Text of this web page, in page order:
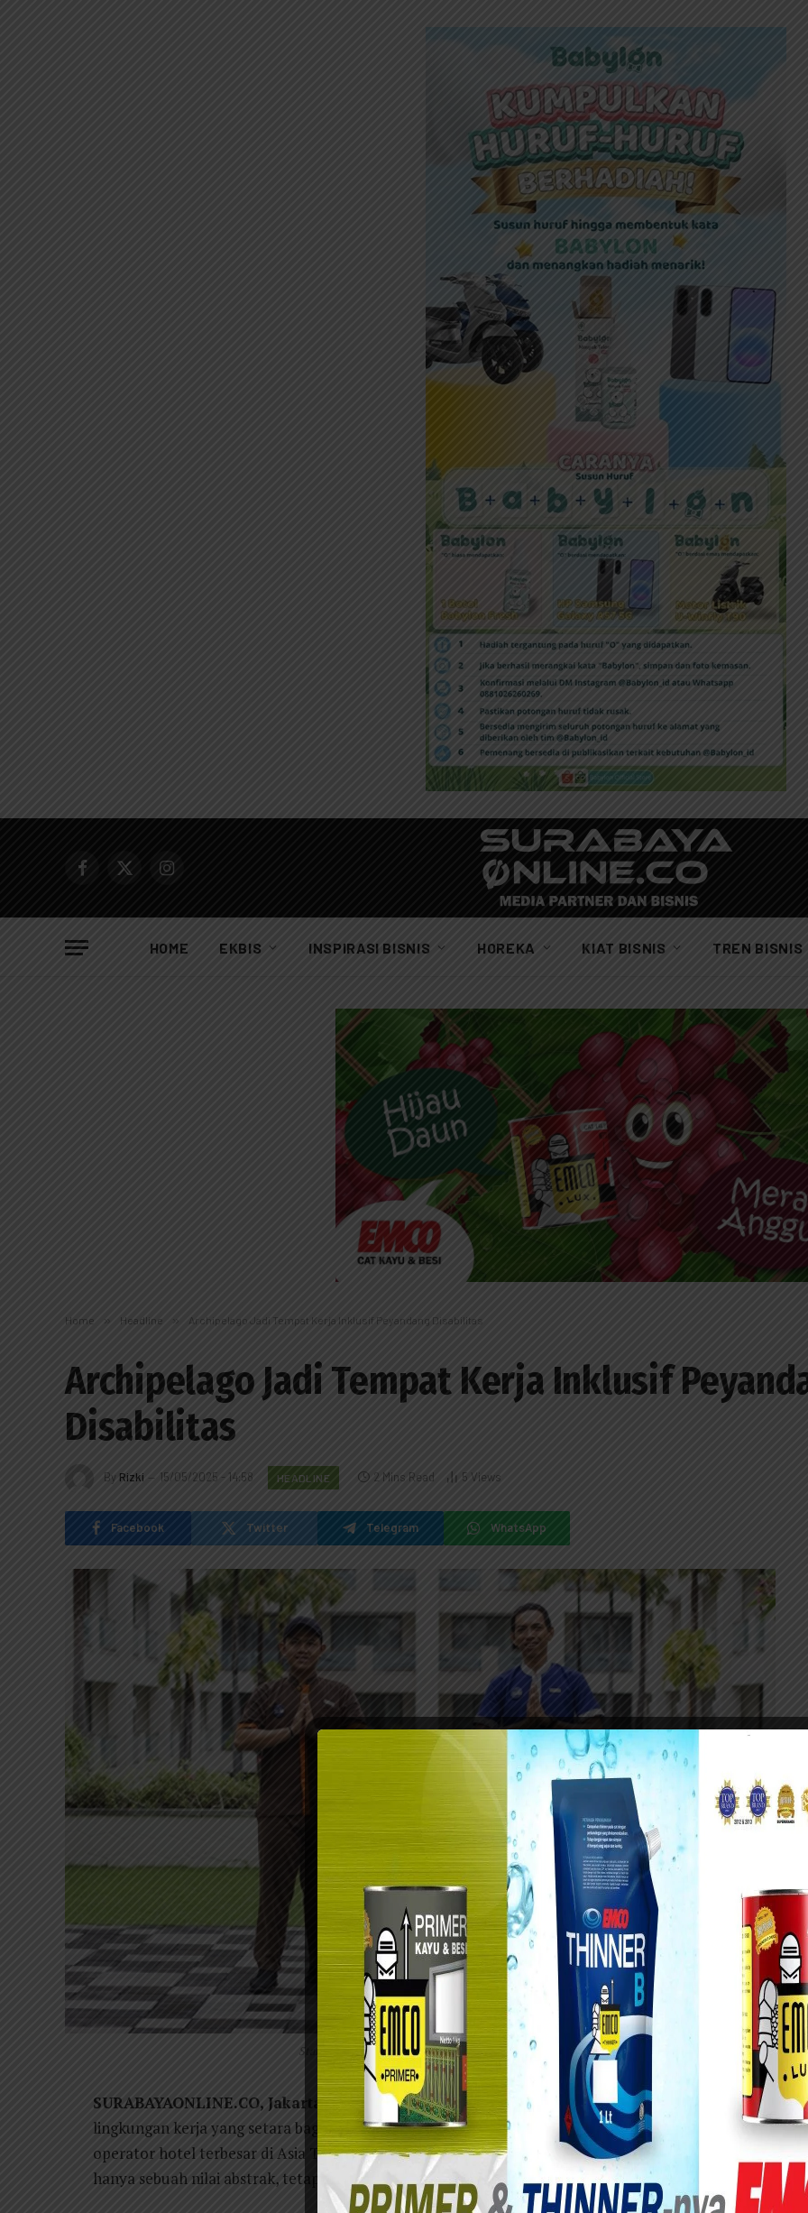
Facebook
X
Instagram
HOME EKBIS INSPIRASI BISNIS HOREKA KIAT BISNIS TREN BISNIS
Home » Headline » Archipelago Jadi Tempat Kerja Inklusif Peyandang Disabilitas
Archipelago Jadi Tempat Kerja Inklusif
Disabilitas
By Rizki 15/05/2025 - 14:58 HEADLINE 2 Mins Read 5 Views
Facebook Twitter Telegram WhatsApp
Staf disabilitas di Aston Kuta Hotel & Residence.
SURABAYAONLINE.CO, Jakarta– Archipelago terus berkomitmen untuk menciptakan
lingkungan kerja yang setara bagi semua orang, termasuk penyandang disabilitas. Sebagai
operator hotel terbesar di Asia Tenggara, Archipelago percaya bahwa keberagaman bukan
hanya sebuah nilai abstrak, tetapi juga kekuatan yang mendorong inovasi dan keunggulan.